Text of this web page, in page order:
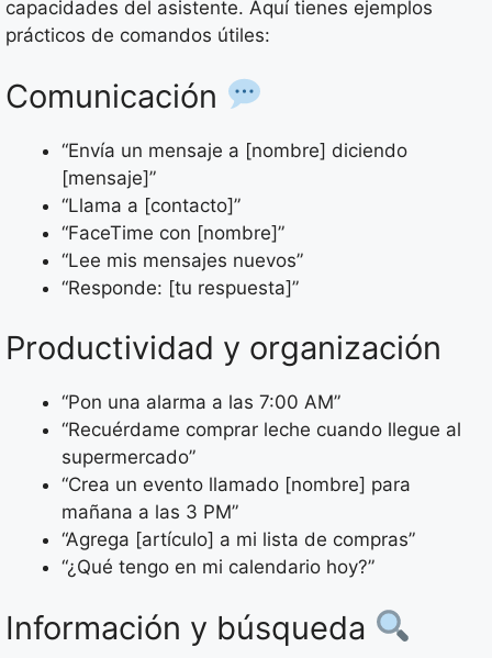
capacidades del asistente. Aquí tienes ejemplos
prácticos de comandos útiles:
Comunicación
“Envía un mensaje a [nombre] diciendo
[mensaje]”
“Llama a [contacto]”
“FaceTime con [nombre]”
“Lee mis mensajes nuevos”
“Responde: [tu respuesta]”
Productividad y organización
“Pon una alarma a las 7:00 AM”
“Recuérdame comprar leche cuando llegue al
supermercado”
“Crea un evento llamado [nombre] para
mañana a las 3 PM”
“Agrega [artículo] a mi lista de compras”
“¿Qué tengo en mi calendario hoy?”
Información y búsqueda